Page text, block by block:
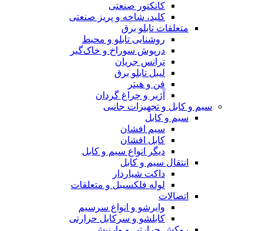
کانکتور صنعتی
کلید، شاخه و پریز صنعتی
متعلقات تابلو برق
روشنایی تابلو و محیط
درپوش سوراخ و خاک‌گیر
ترانس جریان
لیبل تابلو برق
فن و هیتر
آژیر و چراغ گردان
سیم و کابل و تجهیزات جانبی
سیم و کابل
سیم افشان
کابل افشان
دیگر انواع سیم و کابل
انتقال سیم و کابل
داکت شیاردار
لوله فلکسیبل و متعلقات
اتصالات
وایرشو و انواع سرسیم
کابلشو و سرکابل حرارتی